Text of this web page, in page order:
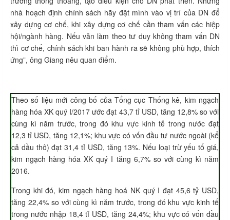
nhà hoạch định chính sách hãy đặt mình vào vị trí của DN để
xây dựng cơ chế, khi xây dựng cơ chế cần tham vấn các hiệp
hội/ngành hàng. Nếu vẫn làm theo tư duy không tham vấn DN
thì cơ chế, chính sách khi ban hành ra sẽ không phù hợp, thích
ứng”, ông Giang nêu quan điểm.
Theo số liệu mới công bố của Tổng cục Thống kê, kim ngạch
hàng hóa XK quý I/2017 ước đạt 43,7 tỉ USD, tăng 12,8% so với
cùng kì năm trước, trong đó khu vực kinh tế trong nước đạt
12,3 tỉ USD, tăng 12,1%; khu vực có vốn đầu tư nước ngoài (kể
cả dầu thô) đạt 31,4 tỉ USD, tăng 13%. Nếu loại trừ yếu tố giá,
kim ngạch hàng hóa XK quý I tăng 6,7% so với cùng kì năm
2016.
Trong khi đó, kim ngạch hàng hoá NK quý I đạt 45,6 tỷ USD,
tăng 22,4% so với cùng kì năm trước, trong đó khu vực kinh tế
trong nước nhập 18,4 tỉ USD, tăng 24,4%; khu vực có vốn đầu